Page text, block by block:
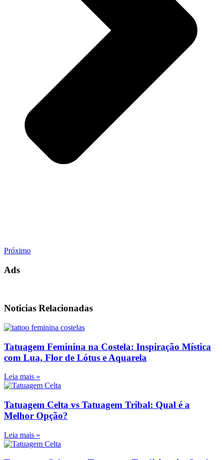
Próximo
Ads
Noticias Relacionadas
Tatuagem Feminina na Costela: Inspiração Mística
com Lua, Flor de Lótus e Aquarela
Leia mais »
Tatuagem Celta vs Tatuagem Tribal: Qual é a
Melhor Opção?
Leia mais »